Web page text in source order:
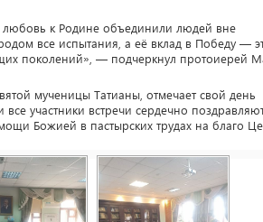
любовь к Родине объединили людей вне
все испытания, а её вклад в Победу —
поколений», — подчеркнул протоиерей
мученицы Татианы, отмечает свой день
участники встречи сердечно
Божией в пастырских трудах на благо